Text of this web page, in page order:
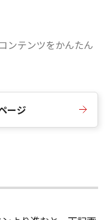
ンテンツをかんたん
ージ